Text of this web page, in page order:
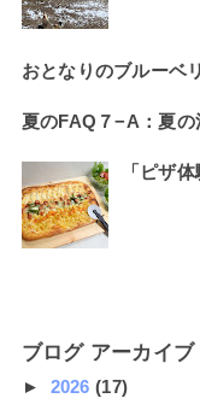
おとなりのブルーベ
夏のFAQ７−A：夏
「ピザ
ブログ アーカイブ
► 2026(17)